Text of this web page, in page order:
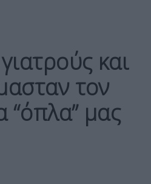
και
τον
“όπλα” μας